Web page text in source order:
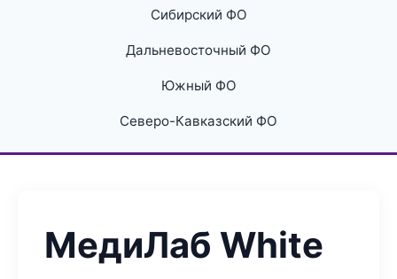
Сибирский ФО
Дальневосточный ФО
Южный ФО
Северо-Кавказский ФО
МедиЛаб White